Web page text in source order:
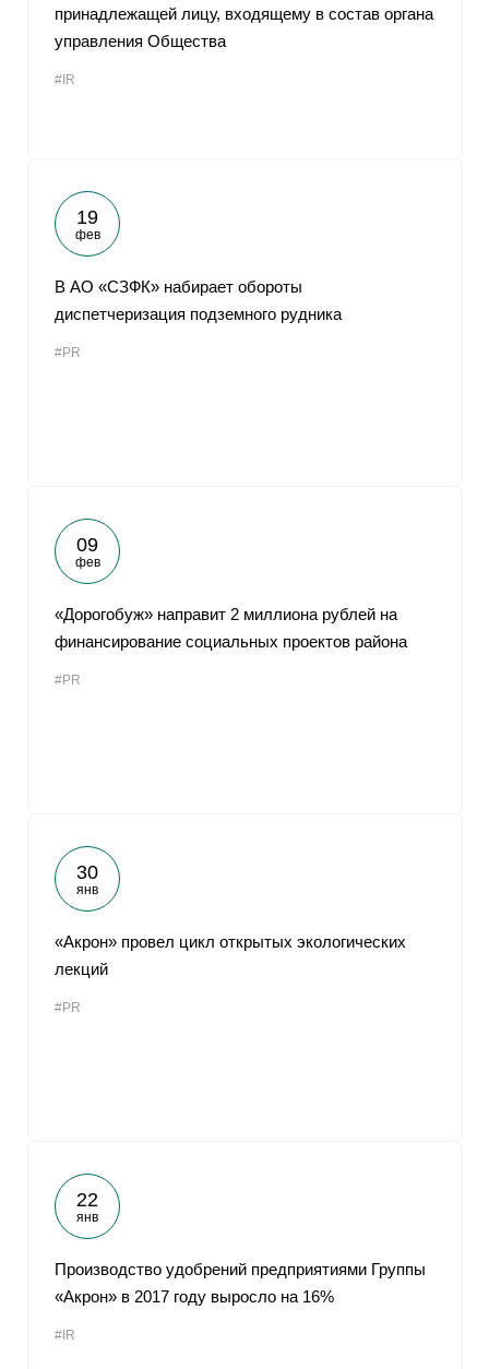
принадлежащей лицу, входящему в состав органа
управления Общества
#IR
19
фев
В АО «СЗФК» набирает обороты
диспетчеризация подземного рудника
#PR
09
фев
«Дорогобуж» направит 2 миллиона рублей на
финансирование социальных проектов района
#PR
30
янв
«Акрон» провел цикл открытых экологических
лекций
#PR
22
янв
Производство удобрений предприятиями Группы
«Акрон» в 2017 году выросло на 16%
#IR